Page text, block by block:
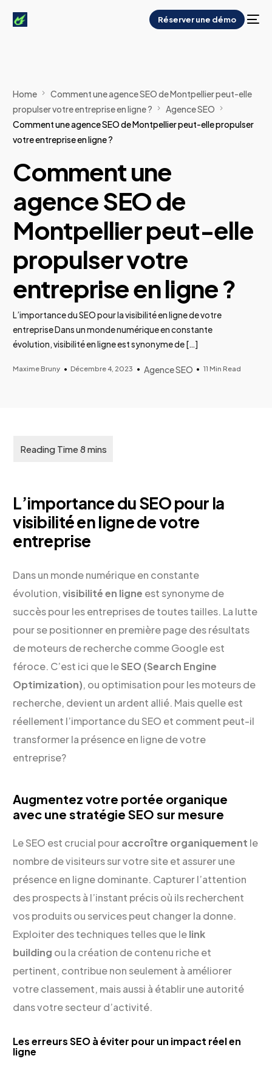
Réserver une démo
Home
Comment une agence SEO de Montpellier peut-elle
propulser votre entreprise en ligne ?
Agence SEO
Comment une agence SEO de Montpellier peut-elle propulser
votre entreprise en ligne ?
Comment une
agence SEO de
Montpellier peut-elle
propulser votre
entreprise en ligne ?
L’importance du SEO pour la visibilité en ligne de votre
entreprise Dans un monde numérique en constante
évolution, visibilité en ligne est synonyme de […]
Maxime Bruny Décembre 4, 2023 Agence SEO 11 Min Read
L’importance du SEO pour la
visibilité en ligne de votre
entreprise
Dans un monde numérique en constante
évolution,visibilité en ligne est synonyme de
succès pour les entreprises de toutes tailles. La lutte
pour se positionner en première page des résultats
de moteurs de recherche comme Google est
féroce. C’est ici que leSEO (Search Engine
Optimization), ou optimisation pour les moteurs de
recherche, devient un ardent allié. Mais quelle est
réellement l’importance du SEO et comment peut-il
transformer la présence en ligne de votre
entreprise?
Augmentez votre portée organique
avec une stratégie SEO sur mesure
Le SEO est crucial pouraccroître organiquement le
nombre de visiteurs sur votre site et assurer une
présence en ligne dominante. Capturer l’attention
des prospects à l’instant précis où ils recherchent
vos produits ou services peut changer la donne.
Exploiter des techniques telles que lelink
building ou la création de contenu riche et
pertinent, contribue non seulement à améliorer
votre classement, mais aussi à établir une autorité
dans votre secteur d’activité.
Les erreurs SEO à éviter pour un impact réel en
ligne